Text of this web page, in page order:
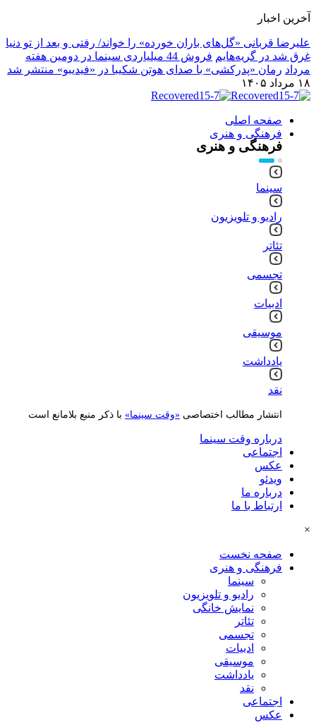
آخرین اخبار
علیرضا قربانی «گل‌های باران خورده» را خواند/ رفتی و بعد از تو دنیا
غرق شد در گریه‌هایم
فروش 44 میلیاردی سینما در دومین هفته
مرداد رمان «پدرکشی» با صدای هوتن شکیبا در «فیدیبو» منتشر شد
۱۸ مرداد ۱۴۰۵
صفحه اصلی
فرهنگی و هنری
فرهنگی و هنری
سینما
رادیو و تلویزیون
تئاتر
تجسمی
ادبیات
موسیقی
یادداشت
نقد
انتشار مطالب اختصاصی «وقت سینما» با ذکر منبع بلامانع است
درباره وقت سینما
اجتماعی
عکس
ویدئو
درباره ما
ارتباط با ما
×
صفحه نخست
فرهنگی و هنری
سینما
رادیو و تلویزیون
نمایش خانگی
تئاتر
تجسمی
ادبیات
موسیقی
یادداشت
نقد
اجتماعی
عکس